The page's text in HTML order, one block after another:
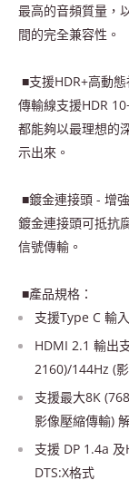
最高的音頻質量，
間的完全兼容性。
■支援HDR+高動
傳輸線支援HDR
都能夠以最理想的
示出來。
■鍍金連接頭 - 增
鍍金連接頭可抵抗
信號傳輸。
■產品規格：
支援Type C 輸
HDMI 2.1 輸出
2160)/144Hz (
支援最大8K
影像壓縮傳輸)
支援 DP 1.4a
DTS:X格式